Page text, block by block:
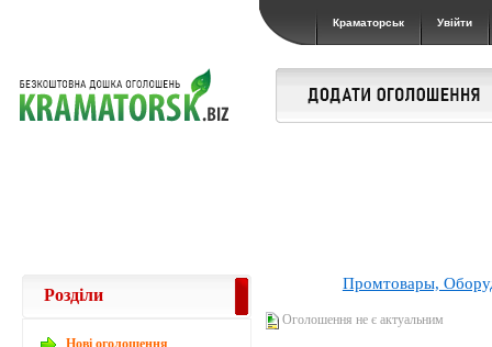
Краматорськ Увійти
Промтовары,
Оголошення не є актуальним
Розділи
Новi оголошення